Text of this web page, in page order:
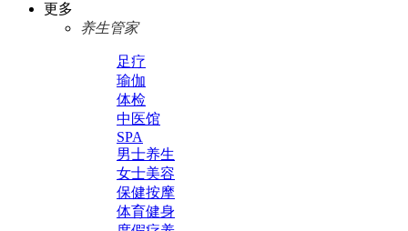
更多
养生管家
足疗
瑜伽
体检
中医馆
SPA
男士养生
女士美容
保健按摩
体育健身